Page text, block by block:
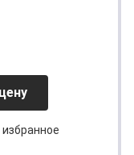
избранное